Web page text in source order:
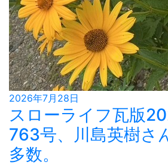
2026年7月28日
スローライフ瓦版
763号、川島英樹さ
多数。